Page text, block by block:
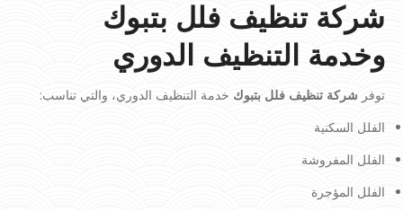
شركة تنظيف فلل بتبوك
وخدمة التنظيف الدوري
توفر شركة تنظيف فلل بتبوك خدمة التنظيف الدوري، والتي تناسب:
الفلل السكنية
الفلل المفروشة
الفلل المؤجرة